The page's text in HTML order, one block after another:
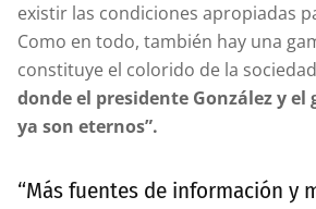
existir las condiciones apropiadas
Como en todo, también hay una
constituye el colorido de la
donde el presidente González y
ya son eternos”.
“Más fuentes de información y